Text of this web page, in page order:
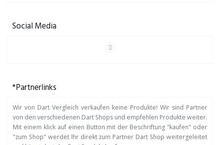
Social Media
*Partnerlinks
Wir von Dart Vergleich verkaufen keine Produkte! Wir sind Partner
von den verschiedenen Dart Shops und empfehlen Produkte weiter.
Mit einem klick auf einen Button mit der Beschriftung "kaufen" oder
"zum Shop" werdet Ihr direkt zum Partner Dart Shop weitergeleitet